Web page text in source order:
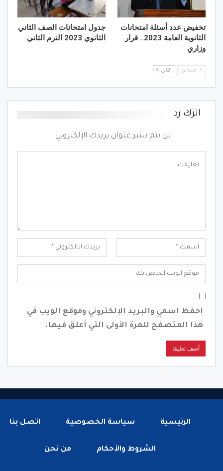
تخفيض عدد أسئلة امتحانات
الثانوية العامة 2023.. قرار
وزاري
جدول امتحانات الصف الثاني
الثانوي 2023 الترم الثاني
السابق التالي
اترك رد
لن يتم نشر عنوان بريدك الإلكتروني.
احفظ اسمي والبريد الإلكتروني وموقع الويب في
هذا المتصفح للمرة الأولى التي أعلق فيها.
الرئيسية سياسة الخصوصية اتصل بنا
الشروط والأحكام من نحن